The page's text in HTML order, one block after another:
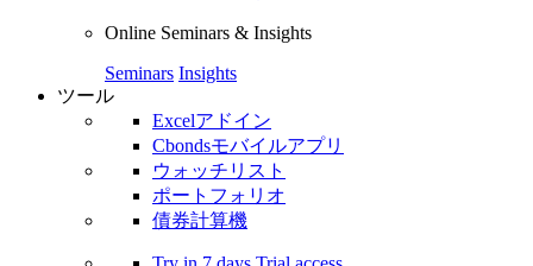
Online Seminars & Insights
Seminars Insights
ツール
Excelアドイン
Cbondsモバイルアプリ
ウォッチリスト
ポートフォリオ
債券計算機